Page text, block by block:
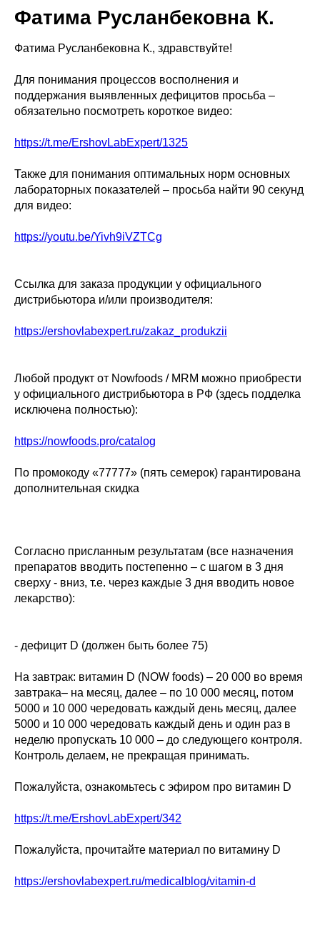
Фатима Русланбековна К.
Фатима Русланбековна К., здравствуйте!
Для понимания процессов восполнения и
поддержания выявленных дефицитов просьба –
обязательно посмотреть короткое видео:
https://t.me/ErshovLabExpert/1325
Также для понимания оптимальных норм основных
лабораторных показателей – просьба найти 90 секунд
для видео:
https://youtu.be/Yivh9iVZTCg
Ссылка для заказа продукции у официального
дистрибьютора и/или производителя:
https://ershovlabexpert.ru/zakaz_produkzii
Любой продукт от Nowfoods / MRM можно приобрести
у официального дистрибьютора в РФ (здесь подделка
исключена полностью):
https://nowfoods.pro/catalog
По промокоду «77777» (пять семерок) гарантирована
дополнительная скидка
Согласно присланным результатам (все назначения
препаратов вводить постепенно – с шагом в 3 дня
сверху - вниз, т.е. через каждые 3 дня вводить новое
лекарство):
- дефицит D (должен быть более 75)
На завтрак: витамин D (NOW foods) – 20 000 во время
завтрака– на месяц, далее – по 10 000 месяц, потом
5000 и 10 000 чередовать каждый день месяц, далее
5000 и 10 000 чередовать каждый день и один раз в
неделю пропускать 10 000 – до следующего контроля.
Контроль делаем, не прекращая принимать.
Пожалуйста, ознакомьтесь с эфиром про витамин D
https://t.me/ErshovLabExpert/342
Пожалуйста, прочитайте материал по витамину D
https://ershovlabexpert.ru/medicalblog/vitamin-d